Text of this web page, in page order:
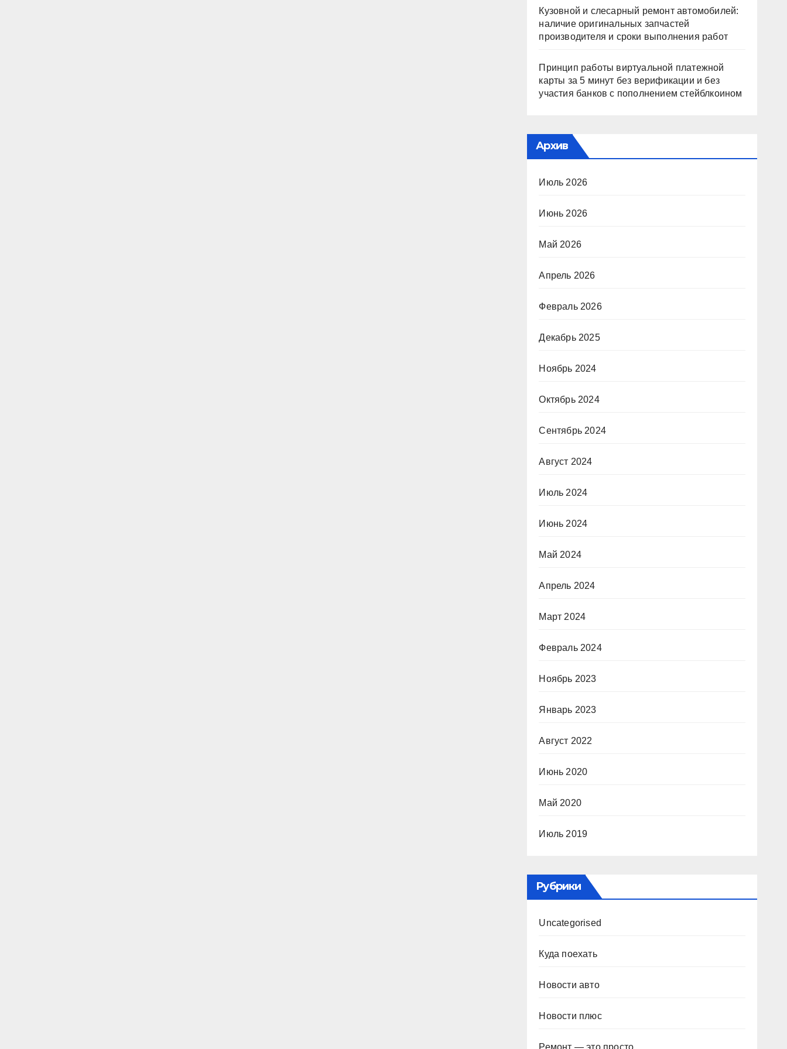
Кузовной и слесарный ремонт автомобилей:
наличие оригинальных запчастей
производителя и сроки выполнения работ
Принцип работы виртуальной платежной
карты за 5 минут без верификации и без
участия банков с пополнением стейблкоином
Архив
Июль 2026
Июнь 2026
Май 2026
Апрель 2026
Февраль 2026
Декабрь 2025
Ноябрь 2024
Октябрь 2024
Сентябрь 2024
Август 2024
Июль 2024
Июнь 2024
Май 2024
Апрель 2024
Март 2024
Февраль 2024
Ноябрь 2023
Январь 2023
Август 2022
Июнь 2020
Май 2020
Июль 2019
Рубрики
Uncategorised
Куда поехать
Новости авто
Новости плюс
Ремонт — это просто